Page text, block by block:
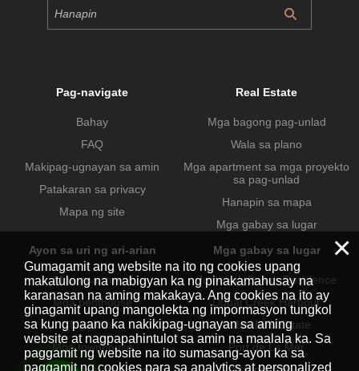
Pag-navigate
Bahay
FAQ
Makipag-ugnayan sa amin
Patakaran sa privacy
Mapa ng site
Real Estate
Mga bagong pag-unlad
Wala sa plano
Mga apartment sa mga proyekto
sa pag-unlad
Hanapin sa mapa
Mga gabay sa lugar
Ayon sa uri ng ari-arian
Mga apartment
Mga penthouse
Mga villa
Mga townhouse
Mga gabay sa lugar
Jumeirah Beach Residence
Dubai Creek Harbour
Dubai Hills Estate
Port de La Mer
×
Gumagamit ang website na ito ng cookies upang
makatulong na mabigyan ka ng pinakamahusay na
karanasan na aming makakaya. Ang cookies na ito ay
ginagamit upang mangolekta ng impormasyon tungkol
sa kung paano ka nakikipag-ugnayan sa aming
website at nagpapahintulot sa amin na maalala ka. Sa
paggamit ng website na ito sumasang-ayon ka sa
paggamit ng cookies para sa analytics at personalized